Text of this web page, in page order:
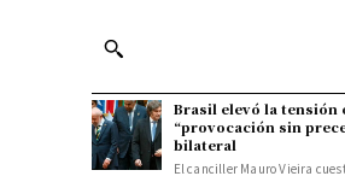
Brasil elevó la tensión
“provocación sin
bilateral
El canciller Mauro Vieira